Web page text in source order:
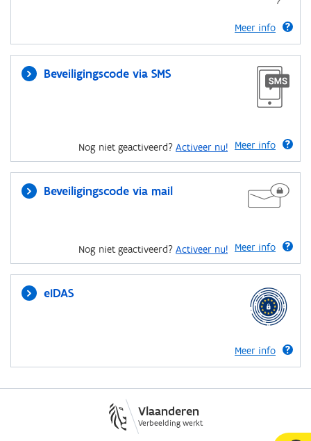
Meer info
Beveiligingscode via SMS
Meer info
Nog niet geactiveerd? Activeer nu!
Beveiligingscode via mail
Meer info
Nog niet geactiveerd? Activeer nu!
eIDAS
Meer info
Vlaanderen
Verbeelding werkt